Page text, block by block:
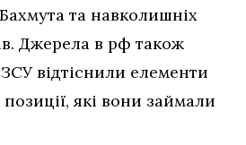
та навколишніх
Джерела в рф також
відтіснили елементи
які вони займали